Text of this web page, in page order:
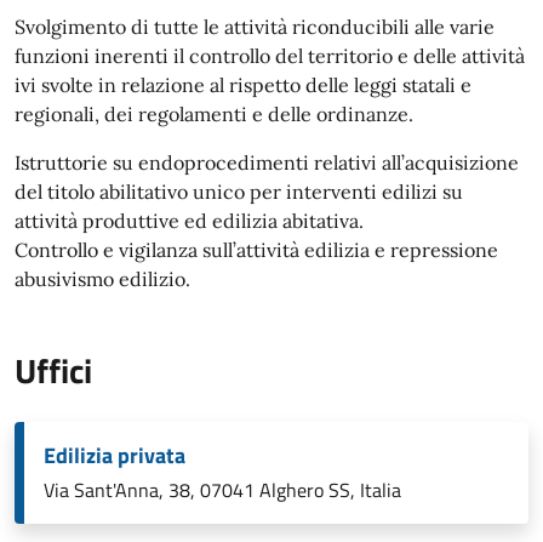
Svolgimento di tutte le attività riconducibili alle varie
funzioni inerenti il controllo del territorio e delle attività
ivi svolte in relazione al rispetto delle leggi statali e
regionali, dei regolamenti e delle ordinanze.
Istruttorie su endoprocedimenti relativi all’acquisizione
del titolo abilitativo unico per interventi edilizi su
attività produttive ed edilizia abitativa.
Controllo e vigilanza sull’attività edilizia e repressione
abusivismo edilizio.
Uffici
Edilizia privata
Via Sant'Anna, 38, 07041 Alghero SS, Italia